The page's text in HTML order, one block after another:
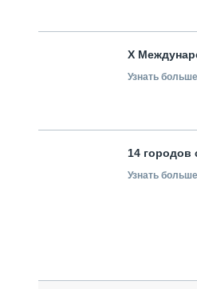
X
Узнать
14 городов
Узнать